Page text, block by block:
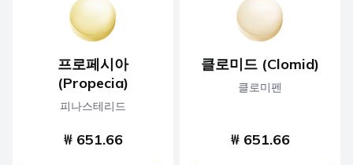
프로페시아
(Propecia)
피나스테리드
₩ 651.66
클로미드 (Clomid)
클로미펜
₩ 651.66